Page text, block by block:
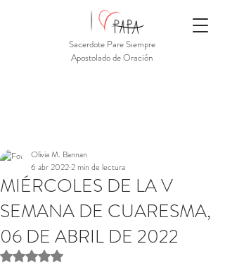
Sacerdote Pare Siempre
Apostolado de Oración
MIÉRCOLES DE LA V
SEMANA DE CUARESMA,
06 DE ABRIL DE 2022
Olivia M. Bannan
6 abr 20222 min de lectura
Obtuvo NaN de 5 estrellas.